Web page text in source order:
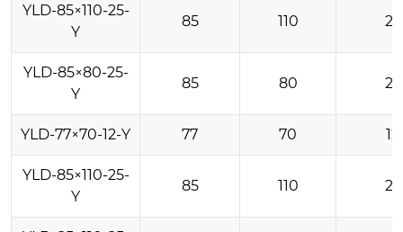
YLD-85×110-25-
Y
85 110 25
YLD-85×80-25-
Y
85 80 25
YLD-77×70-12-Y 77 70 12
YLD-85×110-25-
Y
85 110 25